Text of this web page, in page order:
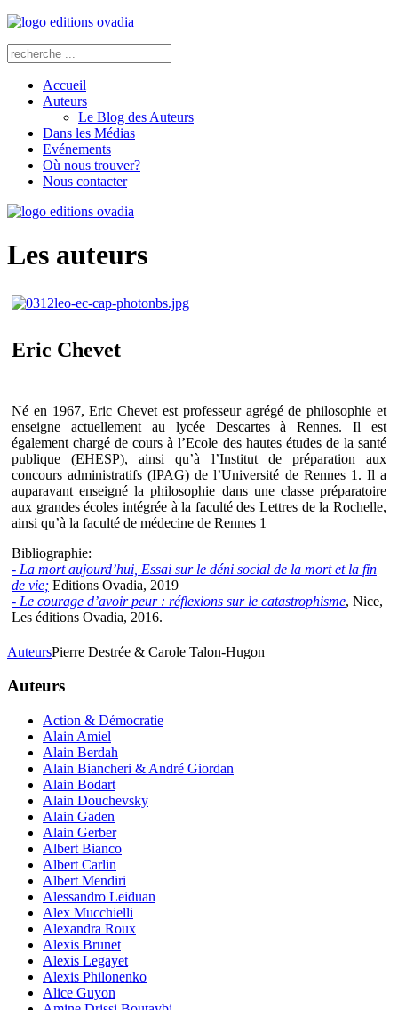
Accueil
Auteurs
Le Blog des Auteurs
Dans les Médias
Evénements
Où nous trouver?
Nous contacter
Les auteurs
Eric Chevet
Né en 1967, Eric Chevet est professeur agrégé de philosophie et
enseigne actuellement au lycée Descartes à Rennes. Il est
également chargé de cours à l’Ecole des hautes études de la santé
publique (EHESP), ainsi qu’à l’Institut de préparation aux
concours administratifs (IPAG) de l’Université de Rennes 1. Il a
auparavant enseigné la philosophie dans une classe préparatoire
aux grandes écoles intégrée à la faculté des Lettres de la Rochelle,
ainsi qu’à la faculté de médecine de Rennes 1
Bibliographie:
- La mort aujourd’hui, Essai sur le déni social de la mort et la fin
de vie; Editions Ovadia, 2019
- Le courage d’avoir peur : réflexions sur le catastrophisme, Nice,
Les éditions Ovadia, 2016.
AuteursPierre Destrée & Carole Talon-Hugon
Auteurs
Action & Démocratie
Alain Amiel
Alain Berdah
Alain Biancheri & André Giordan
Alain Bodart
Alain Douchevsky
Alain Gaden
Alain Gerber
Albert Bianco
Albert Carlin
Albert Mendiri
Alessandro Leiduan
Alex Mucchielli
Alexandra Roux
Alexis Brunet
Alexis Legayet
Alexis Philonenko
Alice Guyon